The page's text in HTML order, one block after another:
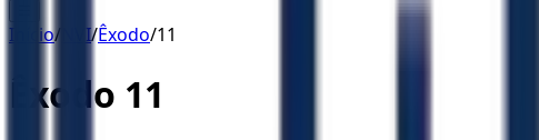
Início/ NVI/Êxodo/11
Êxodo 11